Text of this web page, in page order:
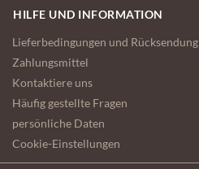
HILFE UND INFORMATION
Lieferbedingungen und Rücksendung
Zahlungsmittel
Kontaktiere uns
Häufig gestellte Fragen
persönliche Daten
Cookie-Einstellungen